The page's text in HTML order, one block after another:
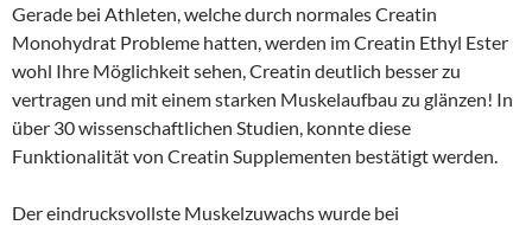
Gerade bei Athleten, welche durch normales Creatin
Monohydrat Probleme hatten, werden im Creatin Ethyl Ester
wohl Ihre Möglichkeit sehen, Creatin deutlich besser zu
vertragen und mit einem starken Muskelaufbau zu glänzen! In
über 30 wissenschaftlichen Studien, konnte diese
Funktionalität von Creatin Supplementen bestätigt werden.
Der eindrucksvollste Muskelzuwachs wurde bei